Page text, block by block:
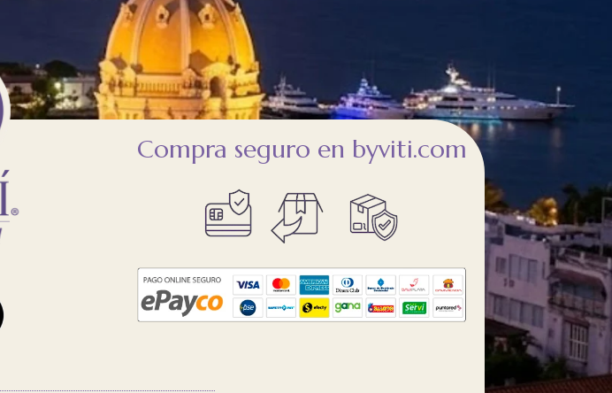
Compra seguro en byviti.com